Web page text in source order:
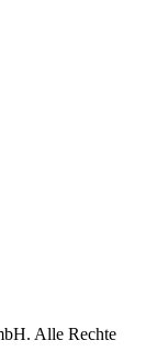
Alle Rechte